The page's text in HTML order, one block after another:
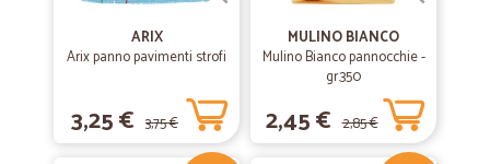
ARIX
Arix panno pavimenti strofi
3,25 € 3,75 €
MULINO BIANCO
Mulino Bianco pannocchie -
gr.350
2,45 € 2,85 €